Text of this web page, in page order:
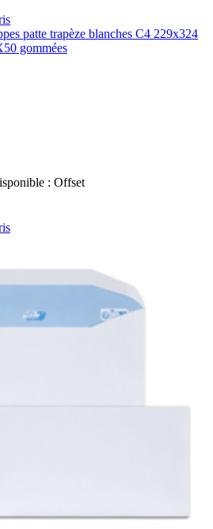
patte trapèze blanches C4 229x324
gommées
: Offset